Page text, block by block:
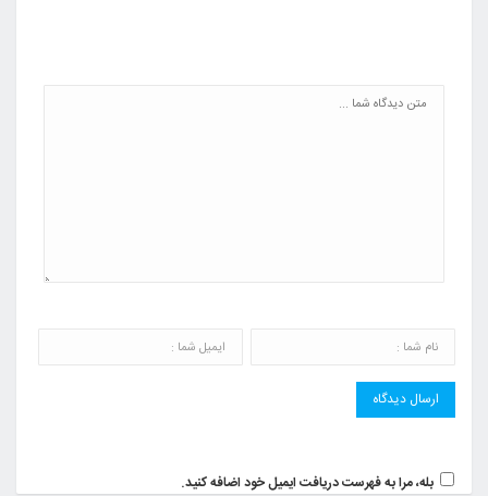
بله، مرا به فهرست دریافت ایمیل خود اضافه کنید.